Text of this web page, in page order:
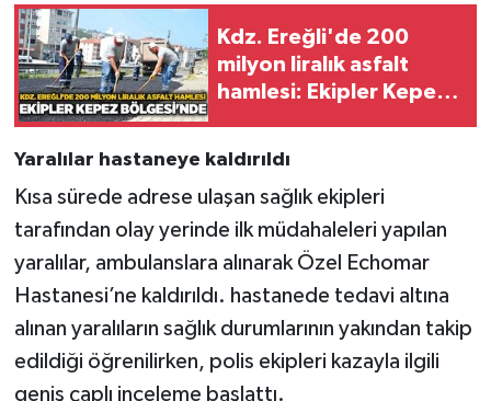
Kdz. Ereğli'de 200
milyon liralık asfalt
hamlesi: Ekipler Kepez
Yaralılar hastaneye kaldırıldı
Kısa sürede adrese ulaşan sağlık ekipleri
tarafından olay yerinde ilk müdahaleleri yapılan
yaralılar, ambulanslara alınarak Özel Echomar
Hastanesi’ne kaldırıldı. hastanede tedavi altına
alınan yaralıların sağlık durumlarının yakından takip
edildiği öğrenilirken, polis ekipleri kazayla ilgili
geniş çaplı inceleme başlattı.
SİYASET
Spor
Yaşam